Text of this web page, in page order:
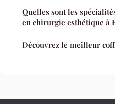
Quelles sont les
en chirurgie esthétique à
Découvrez le meilleur